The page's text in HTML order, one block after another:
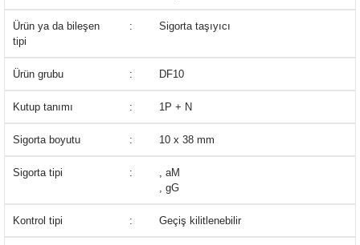
Ürün ya da bileşen
tipi
: Sigorta taşıyıcı
Ürün grubu : DF10
Kutup tanımı : 1P + N
Sigorta boyutu : 10 x 38 mm
Sigorta tipi :
, aM
, gG
Kontrol tipi : Geçiş kilitlenebilir